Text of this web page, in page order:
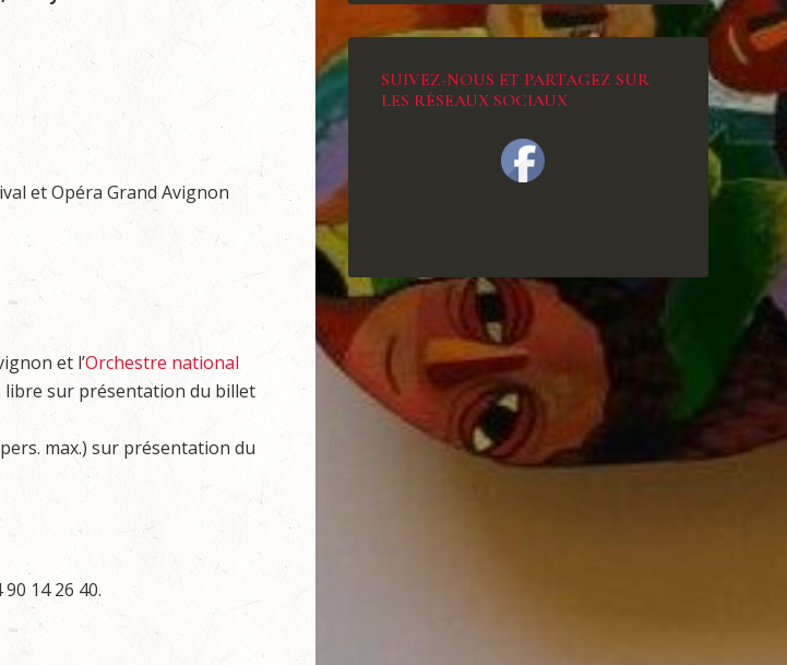
et Opéra Grand Avignon
et l’Orchestre national
libre sur présentation du billet
max.) sur présentation du
90 14 26 40.
SUIVEZ-NOUS ET PARTAGEZ SUR
LES RÉSEAUX SOCIAUX